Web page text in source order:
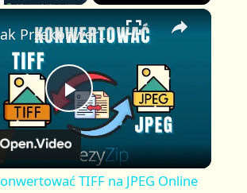
u
l
c
r
×
P
🖼️ Jak Przekonwertować TIFF na JPEG Online za Darmo | Bez Instalacji Oprogramowania
TIFF na JPEG Online